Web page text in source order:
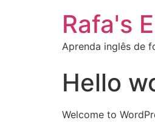
Rafa's
Aprenda inglês de
Hello
Welcome to